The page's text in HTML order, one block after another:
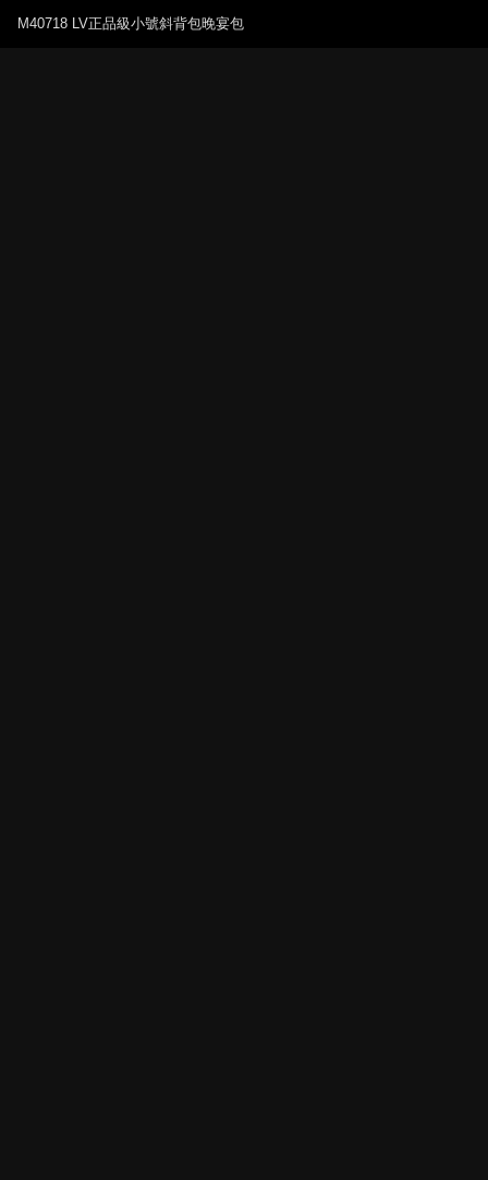
M40718 LV正品級小號斜背包晚宴包